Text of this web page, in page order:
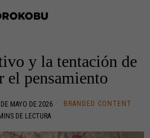
y la tentación de
el pensamiento
MAYO DE 2026
BRANDED CONTENT
DE LECTURA